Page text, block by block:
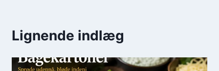
Lignende indlæg